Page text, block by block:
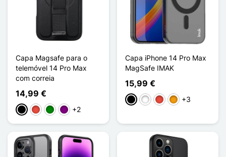
Capa Magsafe para o
telemóvel 14 Pro Max
com correia
14,99 €
PretoVermelho
VerdePúrpura
+2
Capa iPhone 14 Pro Max
MagSafe IMAK
15,99 €
PretoBrancoVermelho
Laranja
+3